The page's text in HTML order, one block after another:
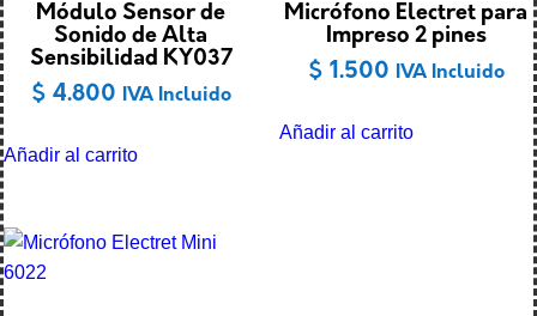
Módulo Sensor de
Sonido de Alta
Sensibilidad KY037
$ 4.800 IVA Incluido
Añadir al carrito
Micrófono Electret para
Impreso 2 pines
$ 1.500 IVA Incluido
Añadir al carrito